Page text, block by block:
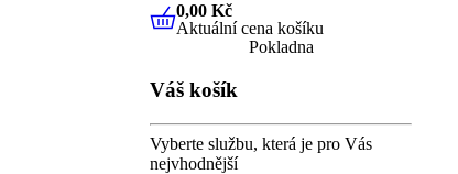
0,00 KčAktuální cena košíku
0,00 Kč
Aktuální cena košíku
Pokladna
Váš košík
Vyberte službu, která je pro Vás
nejvhodnější